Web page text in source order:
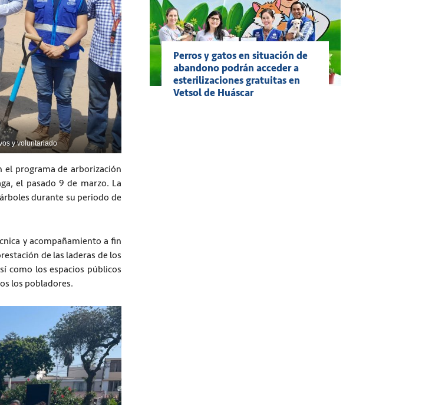
y voluntariado
el programa de arborización
el pasado 9 de marzo. La
durante su periodo de
y acompañamiento a fin
de las laderas de los
como los espacios públicos
los pobladores.
Perros y gatos en situación de
abandono podrán acceder a
esterilizaciones gratuitas en
Vetsol de Huáscar